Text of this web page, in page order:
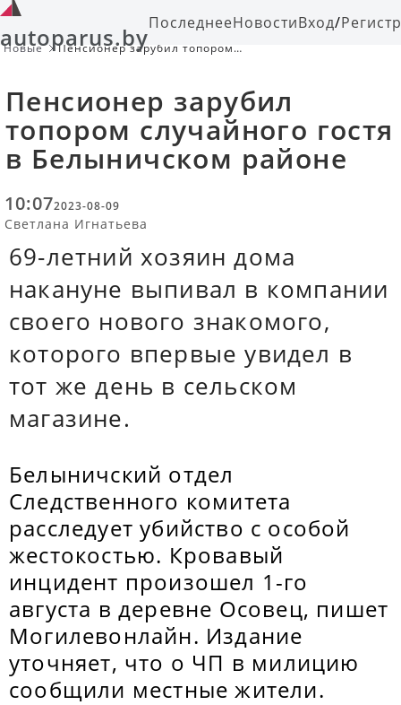
autoparus.byПоследнееНовостиВход/
Новые
Пенсионер зарубил топором
Пенсионер зарубил
топором случайного гостя
в Белыничском районе
10:072023-08-09
Светлана Игнатьева
69-летний хозяин дома
накануне выпивал в компании
своего нового знакомого,
которого впервые увидел в
тот же день в сельском
магазине.
Белыничский отдел
Следственного комитета
расследует убийство с особой
жестокостью. Кровавый
инцидент произошел 1-го
августа в деревне Осовец, пишет
Могилевонлайн. Издание
уточняет, что о ЧП в милицию
сообщили местные жители.